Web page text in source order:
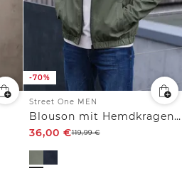
-70%
Street One MEN
Blouson mit Hemdkragen und Zipper
36,00 €119,99€